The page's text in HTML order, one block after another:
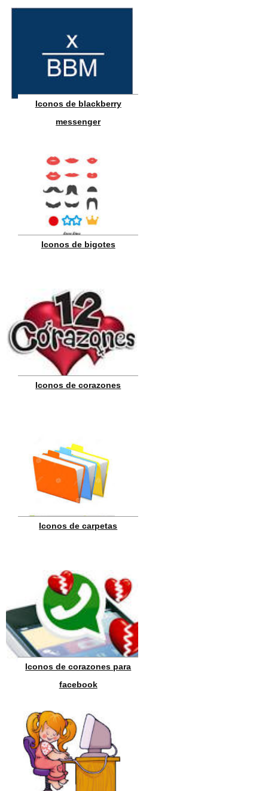
Iconos de blackberry
messenger
Iconos de bigotes
Iconos de corazones
Iconos de carpetas
Iconos de corazones para
facebook